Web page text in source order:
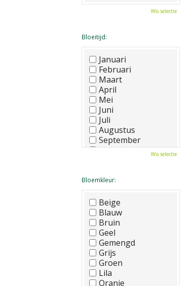
Wis selectie
Bloeitijd:
Januari
Februari
Maart
April
Mei
Juni
Juli
Augustus
September
Oktober
Wis selectie
Bloemkleur:
Beige
Blauw
Bruin
Geel
Gemengd
Grijs
Groen
Lila
Oranje